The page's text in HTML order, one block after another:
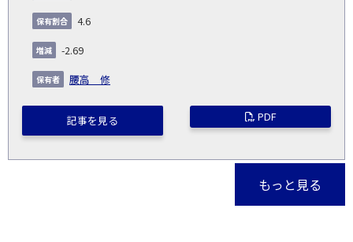
4.6
-2.69
腰高 修
記事を見る PDF
もっと見る